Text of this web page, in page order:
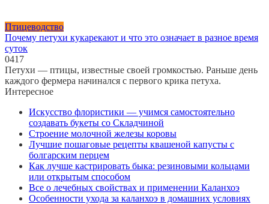
Птицеводство
Почему петухи кукарекают и что это означает в разное время
суток
0417
Петухи — птицы, известные своей громкостью. Раньше день
каждого фермера начинался с первого крика петуха.
Интересное
Искусство флористики — учимся самостоятельно
создавать букеты со Складчиной
Строение молочной железы коровы
Лучшие пошаговые рецепты квашеной капусты с
болгарским перцем
Как лучше кастрировать быка: резиновыми кольцами
или открытым способом
Все о лечебных свойствах и применении Каланхоэ
Особенности ухода за каланхоэ в домашних условиях